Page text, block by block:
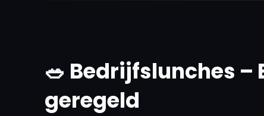
🥗 Bedrijfslunches –
geregeld